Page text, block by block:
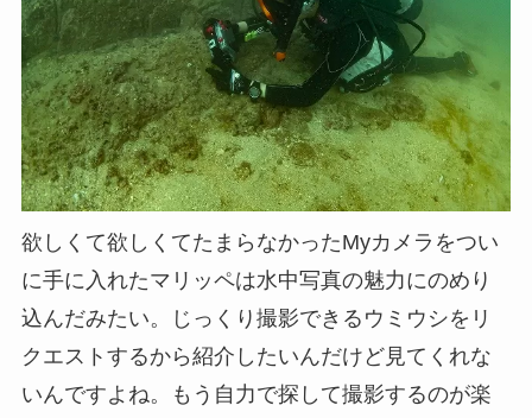
欲しくて欲しくてたまらなかったMyカメラをつい
に手に入れたマリッペは水中写真の魅力にのめり
込んだみたい。じっくり撮影できるウミウシをリ
クエストするから紹介したいんだけど見てくれな
いんですよね。もう自力で探して撮影するのが楽